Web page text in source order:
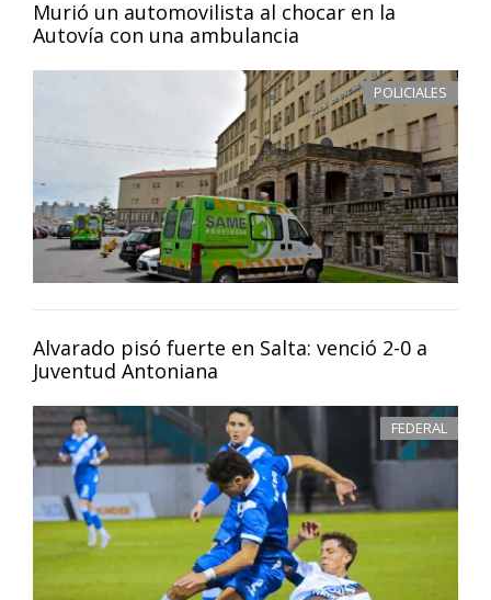
Murió un automovilista al chocar en la
Autovía con una ambulancia
POLICIALES
Alvarado pisó fuerte en Salta: venció 2-0 a
Juventud Antoniana
FEDERAL